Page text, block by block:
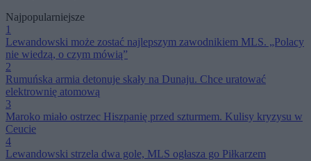
Najpopularniejsze
1
Lewandowski może zostać najlepszym zawodnikiem MLS. „Polacy
nie wiedzą, o czym mówią”
2
Rumuńska armia detonuje skały na Dunaju. Chce uratować
elektrownię atomową
3
Maroko miało ostrzec Hiszpanię przed szturmem. Kulisy kryzysu w
Ceucie
4
Lewandowski strzela dwa gole, MLS ogłasza go Piłkarzem